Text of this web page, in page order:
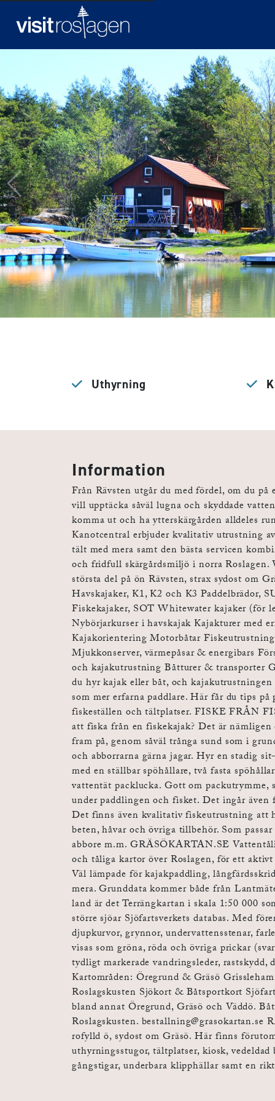
Uthyrning
Information
Från Rävsten utgår du med fördel, om du
vill upptäcka såväl lugna och skyddade
komma ut och ha ytterskärgården alldeles
Kanotcentral erbjuder kvalitativ utrustning
tält med mera samt den bästa servicen
och fridfull skärgårdsmiljö i norra Roslagen.
största del på ön Rävsten, strax sydost om
Havskajaker, K1, K2 och K3 Paddelbrädor,
Fiskekajaker, SOT Whitewater kajaker (för
Nybörjarkurser i havskajak Kajakturer med
Kajakorientering Motorbåtar
Mjukkonserver, värmepåsar & energibars
och kajakutrustning Båtturer & transporter
du hyr kajak eller båt, och kajakutrustningen
som mer erfarna paddlare. Här får du tips
fiskeställen och tältplatser. FISKE FRÅN
att fiska från en fiskekajak? Det är
fram på, genom såväl trånga sund som i
och abborrarna gärna jagar. Hyr en stadig
med en ställbar spöhållare, två fasta
vattentät packlucka. Gott om packutrymme,
under paddlingen och fisket. Det ingår även
Det finns även kvalitativ fiskeutrustning att
beten, håvar och övriga tillbehör. Som
abbore m.m. GRÄSÖKARTAN.SE
och tåliga kartor över Roslagen, för ett
Väl lämpade för kajakpaddling,
mera. Grunddata kommer både från
land är det Terrängkartan i skala 1:50 000
större sjöar Sjöfartsverkets databas. Med
djupkurvor, grynnor, undervattensstenar,
visas som gröna, röda och övriga prickar
tydligt markerade vandringsleder, rastskydd,
Kartområden: Öregrund & Gräsö
Roslagskusten Sjökort & Båtsportkort
bland annat Öregrund, Gräsö och Väddö.
Roslagskusten. bestallning@grasokartan.se
rofylld ö, sydost om Gräsö. Här finns
uthyrningsstugor, tältplatser, kiosk,
gångstigar, underbara klipphällar samt en